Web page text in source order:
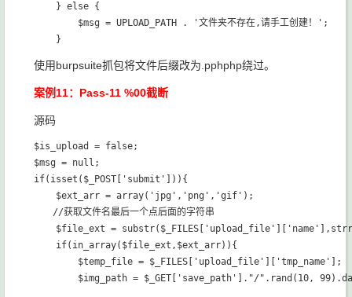
    } else {
        $msg = UPLOAD_PATH . '文件夹不存在,请手工创建！';
使用burpsuite抓包将文件后缀改为.pphphp绕过。
案例11：Pass-11 %00截断
源码
$is_upload = false;
$msg = null;
if(isset($_POST['submit'])){
    $ext_arr = array('jpg','png','gif');
//获取文件名最后一个点后面的字符串
$file_ext =
    if(in_array($file_ext,$ext_arr)){
        $temp_file = $_FILES['upload_file']['tmp_name'];
$img_path = $_GET['save_path']."/".rand(10,